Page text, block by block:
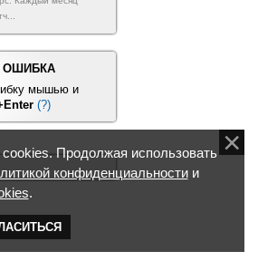
ОШИБКА
мышью и
(?)
Продолжая использовать
конфиденциальностии
.